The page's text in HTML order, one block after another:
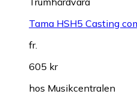
Tama HSH5 Casting
fr.
605 kr
hos Musikcentralen